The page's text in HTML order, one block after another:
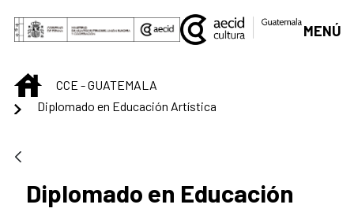
Saltar al contenido principal
MENÚ
INICIOCCE - GUATEMALA
Diplomado en Educación Artística
Diplomado en Educación